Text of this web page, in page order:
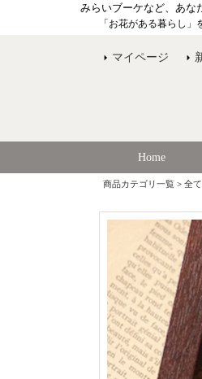
みらいブーケなど、あな
「お花がある暮らし
マイページ
Home
商品カテゴリ一覧 > 全